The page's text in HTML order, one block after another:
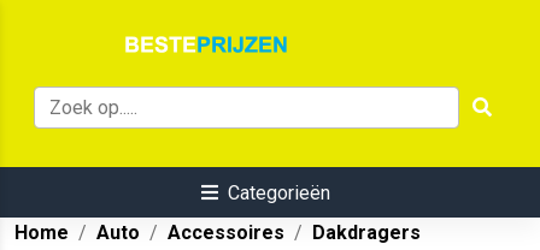
Categorieën
Home
Auto Accessoires
Dakdragers